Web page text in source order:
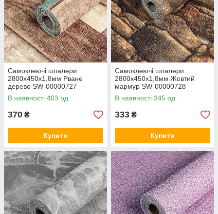
Самоклеючі шпалери
2800х450х1,8мм Рване
дерево SW-00000727
В наявності 403 од.
370 ₴
Купити
Самоклеючі шпалери
2800х450х1,8мм Жовтий
мармур SW-00000728
В наявності 345 од.
333 ₴
Купити